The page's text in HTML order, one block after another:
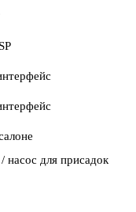
насос для присадок